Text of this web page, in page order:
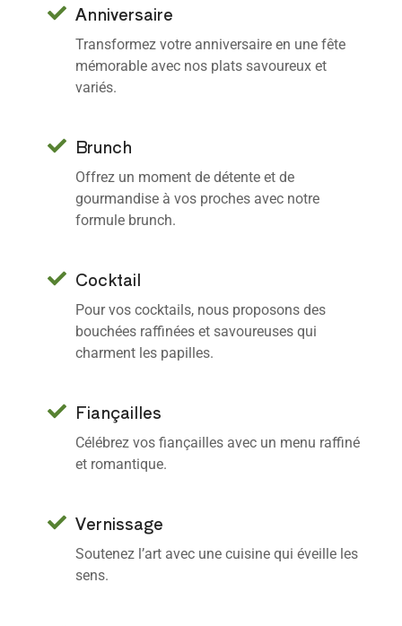
Anniversaire
Transformez votre anniversaire en une fête
mémorable avec nos plats savoureux et
variés.
Brunch
Offrez un moment de détente et de
gourmandise à vos proches avec notre
formule brunch.
Cocktail
Pour vos cocktails, nous proposons des
bouchées raffinées et savoureuses qui
charment les papilles.
Fiançailles
Célébrez vos fiançailles avec un menu raffiné
et romantique.
Vernissage
Soutenez l’art avec une cuisine qui éveille les
sens.